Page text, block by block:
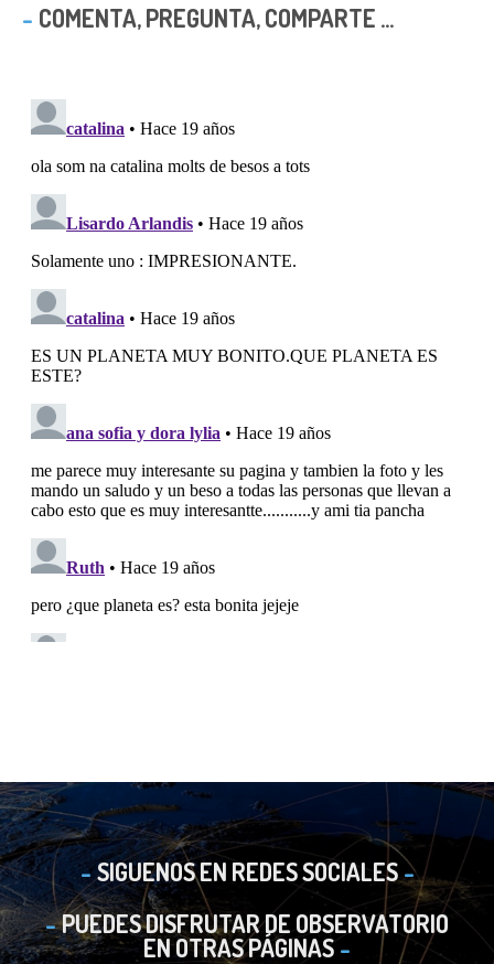
COMENTA, PREGUNTA, COMPARTE ...
SIGUENOS EN REDES SOCIALES
PUEDES DISFRUTAR DE OBSERVATORIO
EN OTRAS PÁGINAS